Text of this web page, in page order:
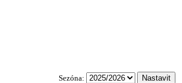
Sezóna: